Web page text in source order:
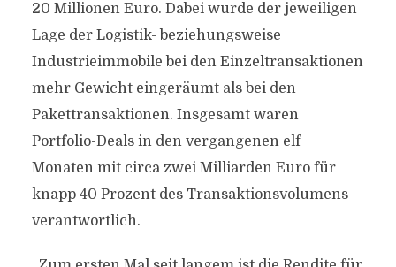
20 Millionen Euro. Dabei wurde der jeweiligen
Lage der Logistik- beziehungsweise
Industrieimmobile bei den Einzeltransaktionen
mehr Gewicht eingeräumt als bei den
Pakettransaktionen. Insgesamt waren
Portfolio-Deals in den vergangenen elf
Monaten mit circa zwei Milliarden Euro für
knapp 40 Prozent des Transaktionsvolumens
verantwortlich.